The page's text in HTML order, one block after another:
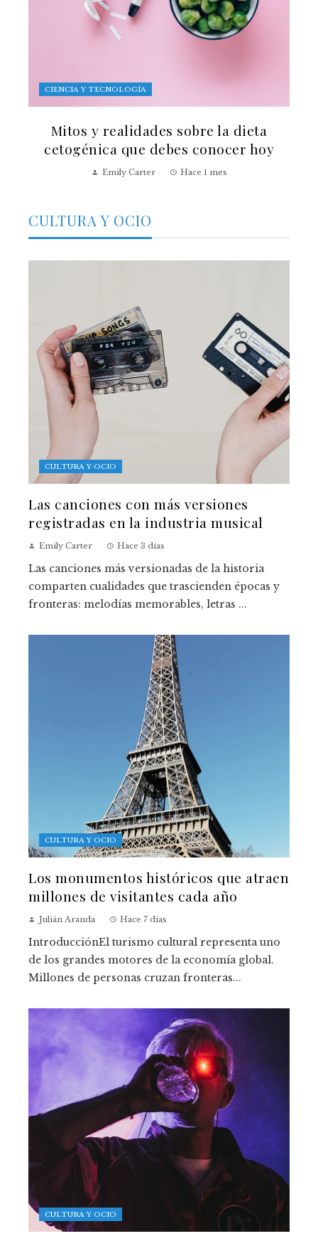
CIENCIA Y TECNOLOGÍA
Mitos y realidades sobre la dieta
cetogénica que debes conocer hoy
Emily Carter Hace 1 mes
CULTURA Y OCIO
CULTURA Y OCIO
Las canciones con más versiones
registradas en la industria musical
Emily Carter Hace 3 días
Las canciones más versionadas de la historia
comparten cualidades que trascienden épocas y
fronteras: melodías memorables, letras ...
CULTURA Y OCIO
Los monumentos históricos que atraen
millones de visitantes cada año
Julián Aranda Hace 7 días
IntroducciónEl turismo cultural representa uno
de los grandes motores de la economía global.
Millones de personas cruzan fronteras...
CULTURA Y OCIO